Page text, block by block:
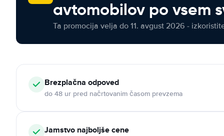
avtomobilov po vsem
Ta promocija velja do 11. avgust 2026 -
Brezplačna odpoved
do 48 ur pred načrtovanim časom prevzema
Jamstvo najboljše cene